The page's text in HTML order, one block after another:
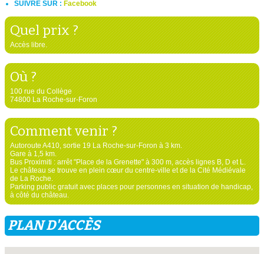
SUIVRE SUR : Facebook
Quel prix ?
Accès libre.
Où ?
100 rue du Collège
74800 La Roche-sur-Foron
Comment venir ?
Autoroute A410, sortie 19 La Roche-sur-Foron à 3 km.
Gare à 1,5 km.
Bus Proximiti : arrêt "Place de la Grenette" à 300 m, accès lignes B, D et L.
Le château se trouve en plein cœur du centre-ville et de la Cité Médiévale
de La Roche.
Parking public gratuit avec places pour personnes en situation de handicap,
à côté du château.
PLAN D'ACCÈS